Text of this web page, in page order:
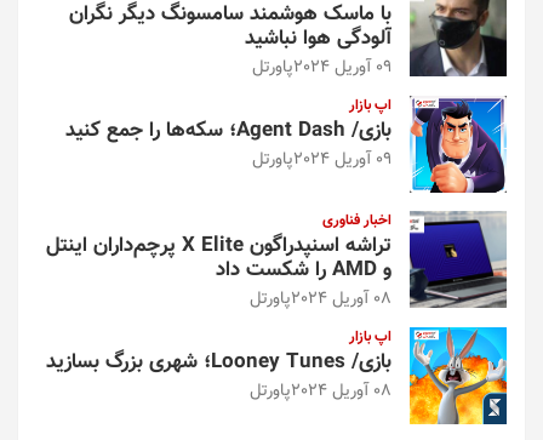
با ماسک هوشمند سامسونگ دیگر نگران
آلودگی هوا نباشید
09 آوریل 2024 پاورتل
اپ بازار
بازی/ Agent Dash؛ سکه‌ها را جمع کنید
09 آوریل 2024 پاورتل
اخبار فناوری
تراشه اسنپدراگون X Elite پرچم‌داران اینتل
و AMD را شکست داد
08 آوریل 2024 پاورتل
اپ بازار
بازی/ Looney Tunes؛ شهری بزرگ بسازید
08 آوریل 2024 پاورتل